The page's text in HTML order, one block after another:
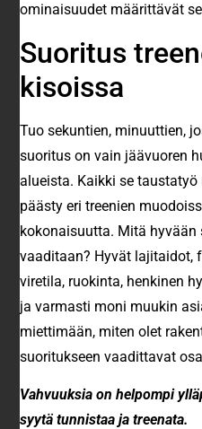
ominaisuudet määrittävät
Suoritus
kisoissa
Tuo sekuntien, minuuttien,
suoritus on vain jäävuoren
alueista. Kaikki se
päästy eri treenien
kokonaisuutta. Mitä hyvään
vaaditaan? Hyvät lajitaidot,
viretila, ruokinta, henkinen
ja varmasti moni muukin
miettimään, miten olet
suoritukseen vaadittavat
Vahvuuksia on helpompi
syytä tunnistaa ja treenata.